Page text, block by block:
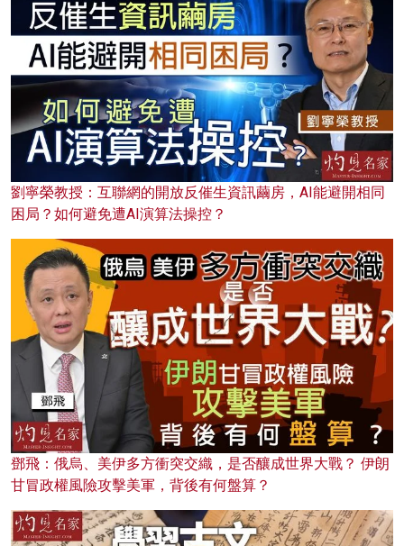
劉寧榮教授：互聯網的開放反催生資訊繭房，AI能避開相同
困局？如何避免遭AI演算法操控？
鄧飛：俄烏、美伊多方衝突交織，是否釀成世界大戰？ 伊朗
甘冒政權風險攻擊美軍，背後有何盤算？